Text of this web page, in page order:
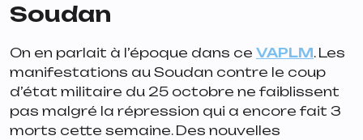
Soudan
On en parlait à l’époque dans ce VAPLM. Les
manifestations au Soudan contre le coup
d’état militaire du 25 octobre ne faiblissent
pas malgré la répression qui a encore fait 3
morts cette semaine. Des nouvelles